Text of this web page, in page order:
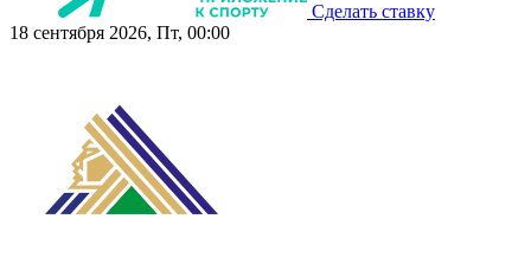
Сделать ставку
18 сентября 2026, Пт, 00:00